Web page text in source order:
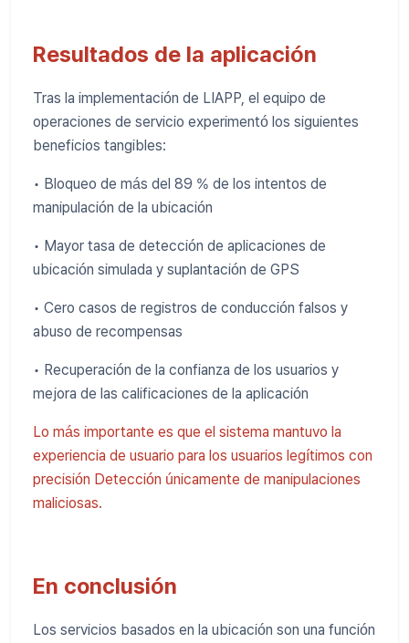
Resultados de la aplicación
Tras la implementación de LIAPP, el equipo de
operaciones de servicio experimentó los siguientes
beneficios tangibles:
• Bloqueo de más del 89 % de los intentos de
manipulación de la ubicación
• Mayor tasa de detección de aplicaciones de
ubicación simulada y suplantación de GPS
• Cero casos de registros de conducción falsos y
abuso de recompensas
• Recuperación de la confianza de los usuarios y
mejora de las calificaciones de la aplicación
Lo más importante es que el sistema mantuvo la
experiencia de usuario para los usuarios legítimos con
precisión Detección únicamente de manipulaciones
maliciosas.
En conclusión
Los servicios basados ​​en la ubicación son una función